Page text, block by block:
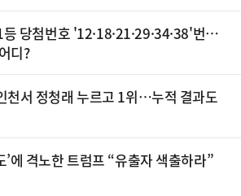
당첨번호 '12·18·21·29·34·38'번…
디?
천서 정청래 누르고 1위…누적 결과도
’에 격노한 트럼프 “유출자 색출하라”